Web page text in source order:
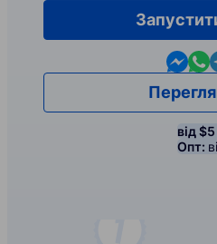
від $5
Опт: